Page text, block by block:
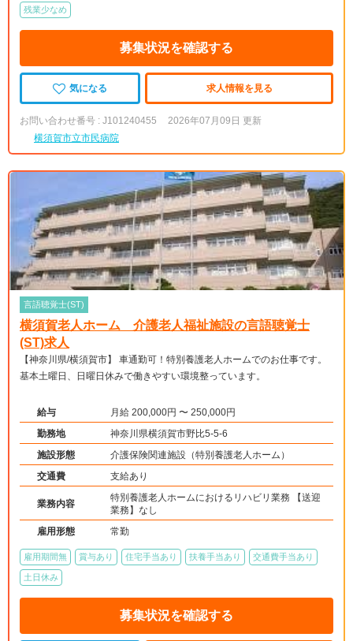
残業少なめ
募集状況を確認する
気になる 求人情報を見る
お問い合わせ番号 : J101240455
2026年07月09日 更新
横須賀市立市民病院
言語聴覚士(ST)
横須賀老人ホーム 介護老人福祉施設の言語聴覚士
(ST)求人
【神奈川県/横須賀市】 車通勤可！特別養護老人ホームでのお仕事です。
基本土曜日、日曜日休みで働きやすい環境整っています。
給与
月給 200,000円 〜 250,000円
勤務地
神奈川県横須賀市野比5-5-6
施設形態
介護保険関連施設（特別養護老人ホーム）
交通費
支給あり
業務内容
特別養護老人ホームにおけるリハビリ業務 【送迎
業務】なし
雇用形態
常勤
雇用期間無 賞与あり 住宅手当あり 扶養手当あり 交通費手当あり
土日休み
募集状況を確認する